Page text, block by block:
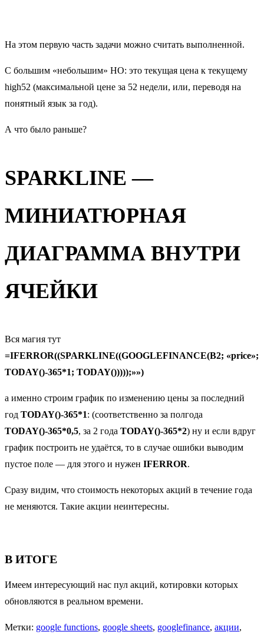
На этом первую часть задачи можно считать выполненной.
С большим «небольшим» НО: это текущая цена к текущему
high52 (максимальной цене за 52 недели, или, переводя на
понятный язык за год).
А что было раньше?
SPARKLINE —
МИНИАТЮРНАЯ
ДИАГРАММА ВНУТРИ
ЯЧЕЙКИ
Вся магия тут
=IFERROR((SPARKLINE((GOOGLEFINANCE(B2; «price»;
TODAY()-365*1; TODAY()))));»»)
а именно строим график по изменению цены за последний
год TODAY()-365*1: (соответственно за полгода
TODAY()-365*0,5, за 2 года TODAY()-365*2) ну и если вдруг
график построить не удаётся, то в случае ошибки выводим
пустое поле — для этого и нужен IFERROR.
Сразу видим, что стоимость некоторых акций в течение года
не меняются. Такие акции неинтересны.
В ИТОГЕ
Имеем интересующий нас пул акций, котировки которых
обновляются в реальном времени.
Метки: google functions, google sheets, googlefinance, акции,